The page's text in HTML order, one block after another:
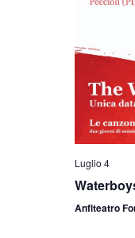
Luglio 4
Anfiteatro